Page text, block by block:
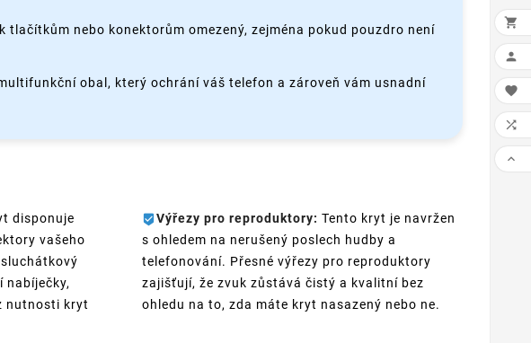
nebo konektorům omezený, zejména pokud pouzdro není
obal, který ochrání váš telefon a zároveň vám usnadní
disponuje
vašeho
nabíječky,
nutnosti kryt
Výřezy pro reproduktory: Tento kryt je navržen
s ohledem na nerušený poslech hudby a
telefonování. Přesné výřezy pro reproduktory
zajišťují, že zvuk zůstává čistý a kvalitní bez
ohledu na to, zda máte kryt nasazený nebo ne.




